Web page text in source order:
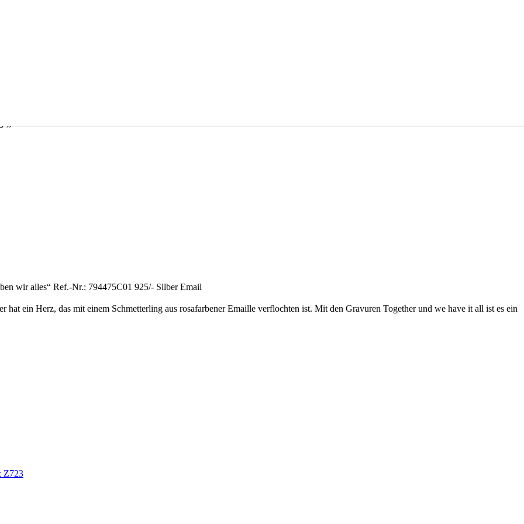
wir alles“ Ref.-Nr.: 794475C01 925/- Silber Email
ein Herz, das mit einem Schmetterling aus rosafarbener Emaille verflochten ist. Mit den Gravuren Together und we have it all ist es ein